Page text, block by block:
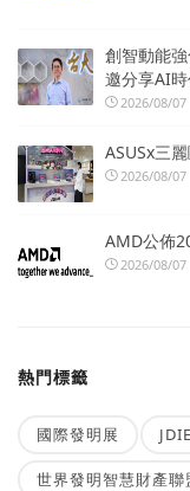
創智動能
邀分享AI
2026/08/07
ASUSx三
2026/08/07
AMD公佈
2026/08/07
熱門標籤
國際發明展
世界發明智慧財產聯